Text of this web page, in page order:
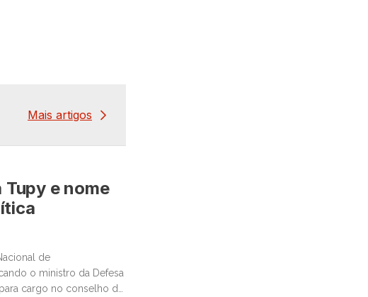
Mais artigos
e nome
de
o ministro da Defesa
cargo no conselho da